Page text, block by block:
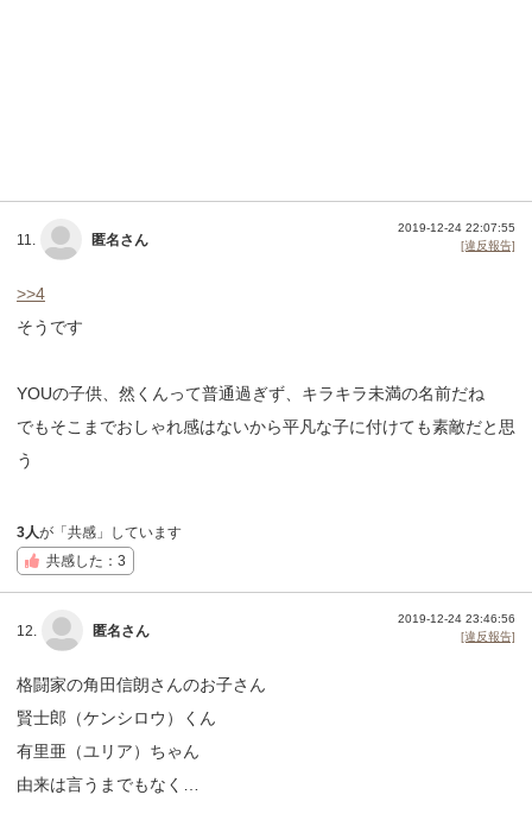
11. 匿名さん
2019-12-24 22:07:55
[違反報告]
>>4
そうです
YOUの子供、然くんって普通過ぎず、キラキラ未満の名前だね
でもそこまでおしゃれ感はないから平凡な子に付けても素敵だと思
う
3人が「共感」しています
共感した：3
12. 匿名さん
2019-12-24 23:46:56
[違反報告]
格闘家の角田信朗さんのお子さん
賢士郎（ケンシロウ）くん
有里亜（ユリア）ちゃん
由来は言うまでもなく…